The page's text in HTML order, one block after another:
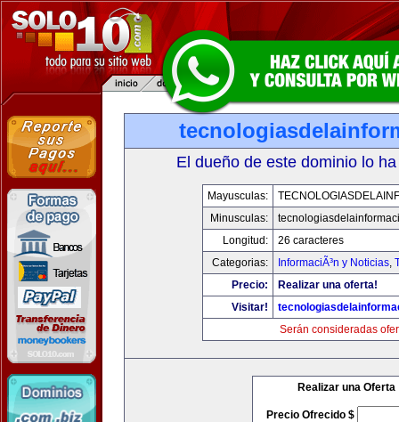
El dueño de este dominio lo
Mayusculas:
Minusculas:
Longitud:
26 caracteres
Categorias:
InformaciÃ³n y Noticias,
Precio:
Realizar una oferta!
Visitar!
Serán consideradas
Realizar una Oferta
Precio Ofrecido $